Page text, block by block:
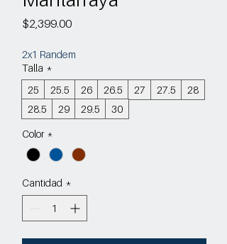
$2,399.00Precio
2x1 Randem
Talla *
25
25.5 26 26.5 27 27.5
28
28.5
29 29.5 30
Color *
Cantidad *